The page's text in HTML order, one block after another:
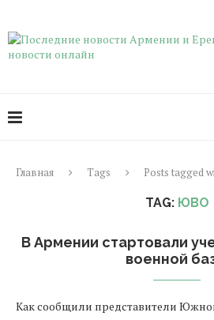
Главная Tags Posts tagged
TAG: ЮВО
В Армении стартовали
военной
Как сообщили представители